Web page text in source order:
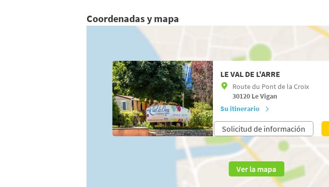
Coordenadas y mapa
LE VAL DE L'ARRE
Route du Pont de la Croix
30120 Le Vigan
Su itinerario
Solicitud de información
Ver la mapa